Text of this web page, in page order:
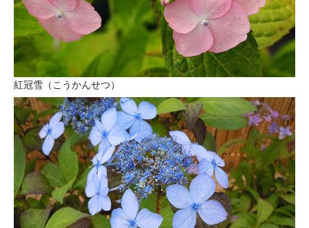
紅冠雪（こうかんせつ）